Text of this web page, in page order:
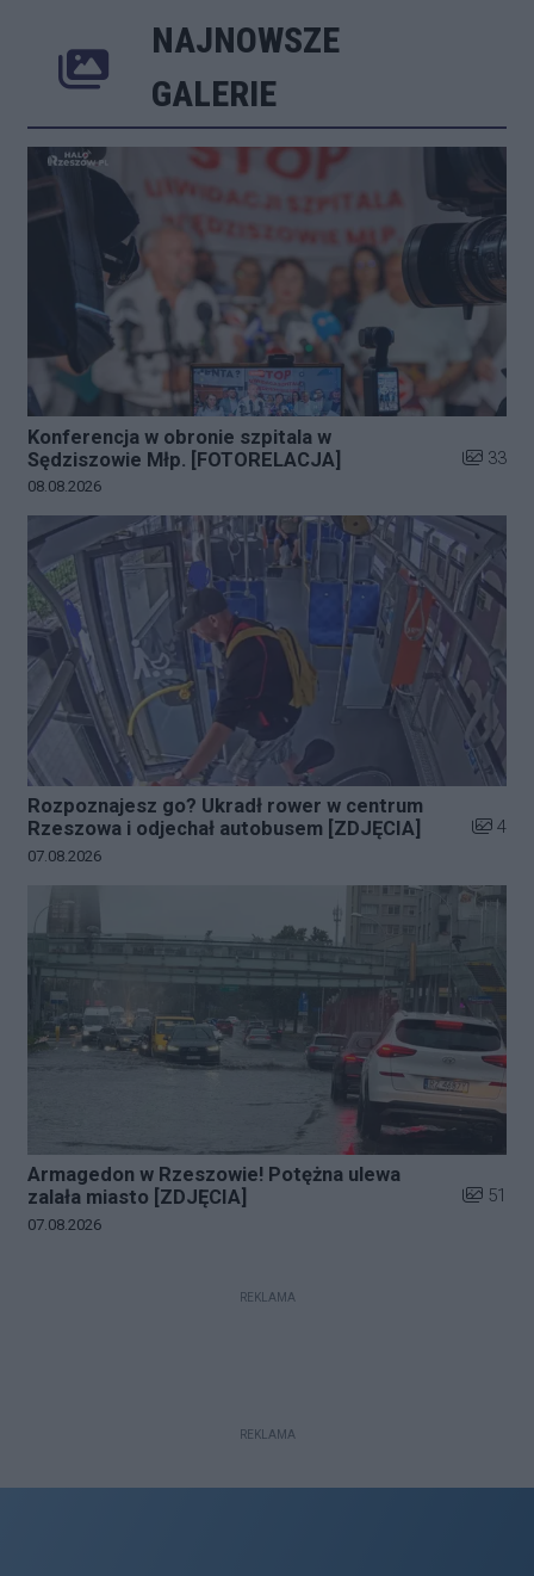
NAJNOWSZE
GALERIE
Konferencja w obronie szpitala w
Sędziszowie Młp. [FOTORELACJA]
Liczba
33
Data dodania galerii:
08.08.2026
Rozpoznajesz go? Ukradł rower w centrum
Rzeszowa i odjechał autobusem [ZDJĘCIA]
Liczba
4
Data dodania galerii:
07.08.2026
Armagedon w Rzeszowie! Potężna ulewa
zalała miasto [ZDJĘCIA]
Liczba
51
Data dodania galerii:
07.08.2026
REKLAMA
REKLAMA